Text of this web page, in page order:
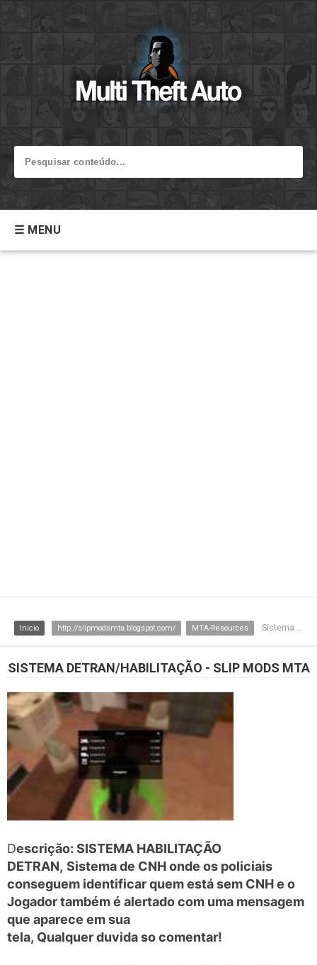
☰ MENU
Inicio http://slipmodsmta.blogspot.com/ MTA-Resources Sistema Detran/Habilitação - Slip Mods MTA
SISTEMA DETRAN/HABILITAÇÃO - SLIP MODS MTA
Descrição: SISTEMA HABILITAÇÃO
DETRAN, Sistema de CNH onde os policiais
conseguem identificar quem está sem CNH e o
Jogador também é alertado com uma mensagem
que aparece em sua
tela, Qualquer duvida so comentar!